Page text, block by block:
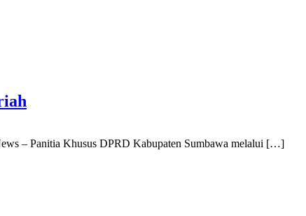
– Panitia Khusus DPRD Kabupaten Sumbawa melalui […]